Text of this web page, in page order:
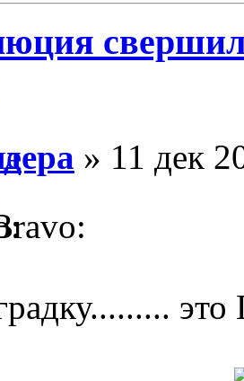
» 11 дек